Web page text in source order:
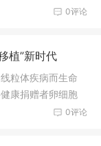
在为现代医学开
0评论
植”新时代
粒体疾病而生命
康捐赠者卵细胞
0评论